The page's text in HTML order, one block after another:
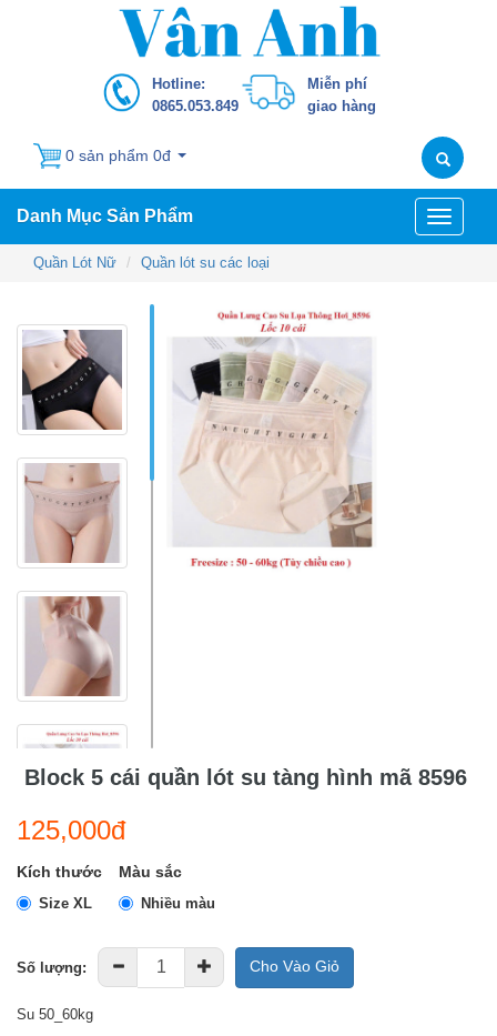
Hotline:
0865.053.849
Miễn phí
giao hàng
0 sản phẩm 0đ
Danh Mục Sản Phẩm
Toggle
Quần Lót Nữ
Quần lót su các loại
Block 5 cái quần lót su tàng hình mã 8596
125,000đ
Kích thước
Size XL
Màu sắc
Nhiều màu
Số lượng: Cho Vào Giỏ
Su 50_60kg